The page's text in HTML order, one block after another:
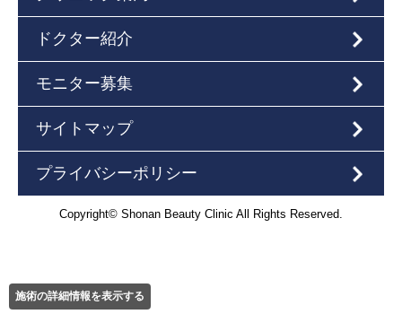
施術の詳細情報を表示する
ドクター紹介
モニター募集
サイトマップ
プライバシーポリシー
Copyright© Shonan Beauty Clinic All Rights Reserved.